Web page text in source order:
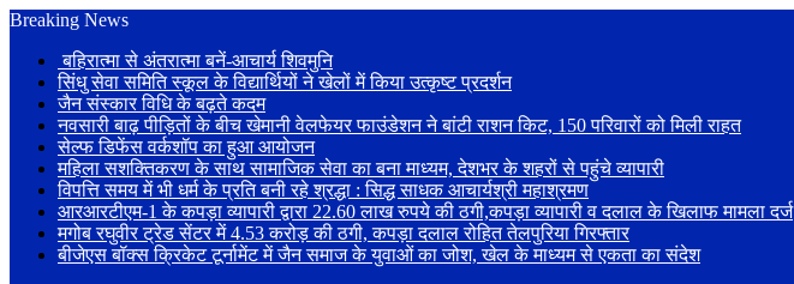
Breaking News
बहिरात्मा से अंतरात्मा बनें-आचार्य शिवमुनि
सिंधु सेवा समिति स्कूल के विद्यार्थियों ने खेलों में किया उत्कृष्ट प्रदर्शन
जैन संस्कार विधि के बढ़ते कदम
नवसारी बाढ़ पीड़ितों के बीच खेमानी वेलफेयर फाउंडेशन ने बांटी राशन किट, 150 परिवारों को मिली राहत
सेल्फ डिफेंस वर्कशॉप का हुआ आयोजन
महिला सशक्तिकरण के साथ सामाजिक सेवा का बना माध्यम, देशभर के शहरों से पहुंचे व्यापारी
विपत्ति समय में भी धर्म के प्रति बनी रहे श्रद्धा : सिद्ध साधक आचार्यश्री महाश्रमण
आरआरटीएम-1 के कपड़ा व्यापारी द्वारा 22.60 लाख रुपये की ठगी,कपड़ा व्यापारी व दलाल के खिलाफ मामला दर्ज
मगोब रघुवीर ट्रेड सेंटर में 4.53 करोड़ की ठगी, कपड़ा दलाल रोहित तेलपुरिया गिरफ्तार
बीजेएस बॉक्स क्रिकेट टूर्नामेंट में जैन समाज के युवाओं का जोश, खेल के माध्यम से एकता का संदेश